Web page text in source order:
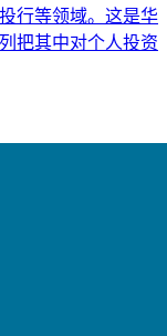
行等领域。这是华
把其中对个人投资